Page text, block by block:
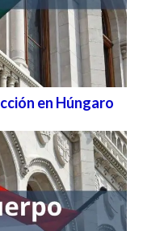
en Húngaro